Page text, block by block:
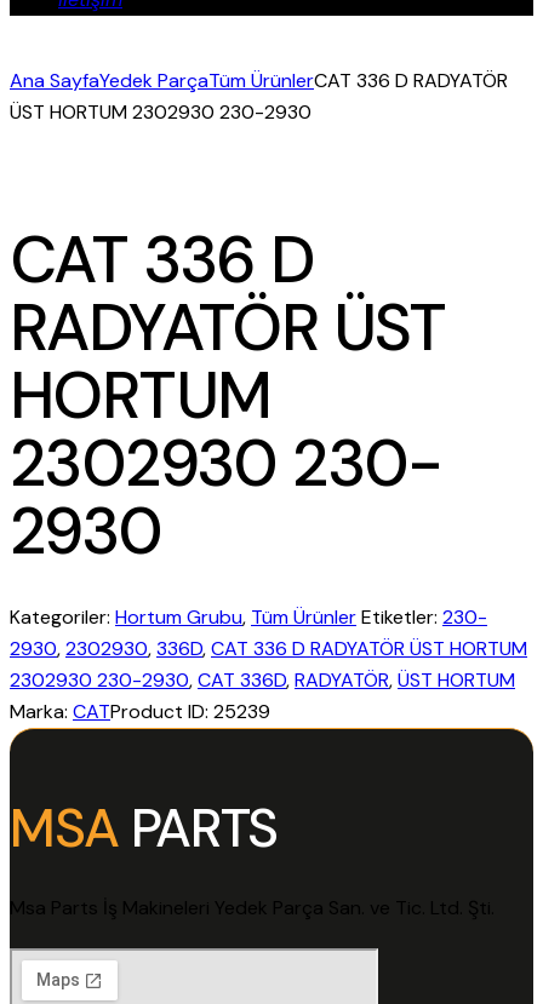
Ana SayfaYedek ParçaTüm ÜrünlerCAT 336 D RADYATÖR
ÜST HORTUM 2302930 230-2930
CAT 336 D
RADYATÖR ÜST
HORTUM
2302930 230-
2930
Kategoriler: Hortum Grubu, Tüm ÜrünlerEtiketler: 230-
2930,2302930,336D,CAT 336 D RADYATÖR ÜST HORTUM
2302930 230-2930,CAT 336D,RADYATÖR,ÜST HORTUM
Marka: CATProduct ID: 25239
MSA PARTS
Msa Parts İş Makineleri Yedek Parça San. ve Tic. Ltd. Şti.